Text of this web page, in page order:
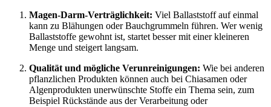
Magen-Darm-Verträglichkeit: Viel Ballaststoff auf einmal
kann zu Blähungen oder Bauchgrummeln führen. Wer wenig
Ballaststoffe gewohnt ist, startet besser mit einer kleineren
Menge und steigert langsam.
Qualität und mögliche Verunreinigungen: Wie bei anderen
pflanzlichen Produkten können auch bei Chiasamen oder
Algenprodukten unerwünschte Stoffe ein Thema sein, zum
Beispiel Rückstände aus der Verarbeitung oder